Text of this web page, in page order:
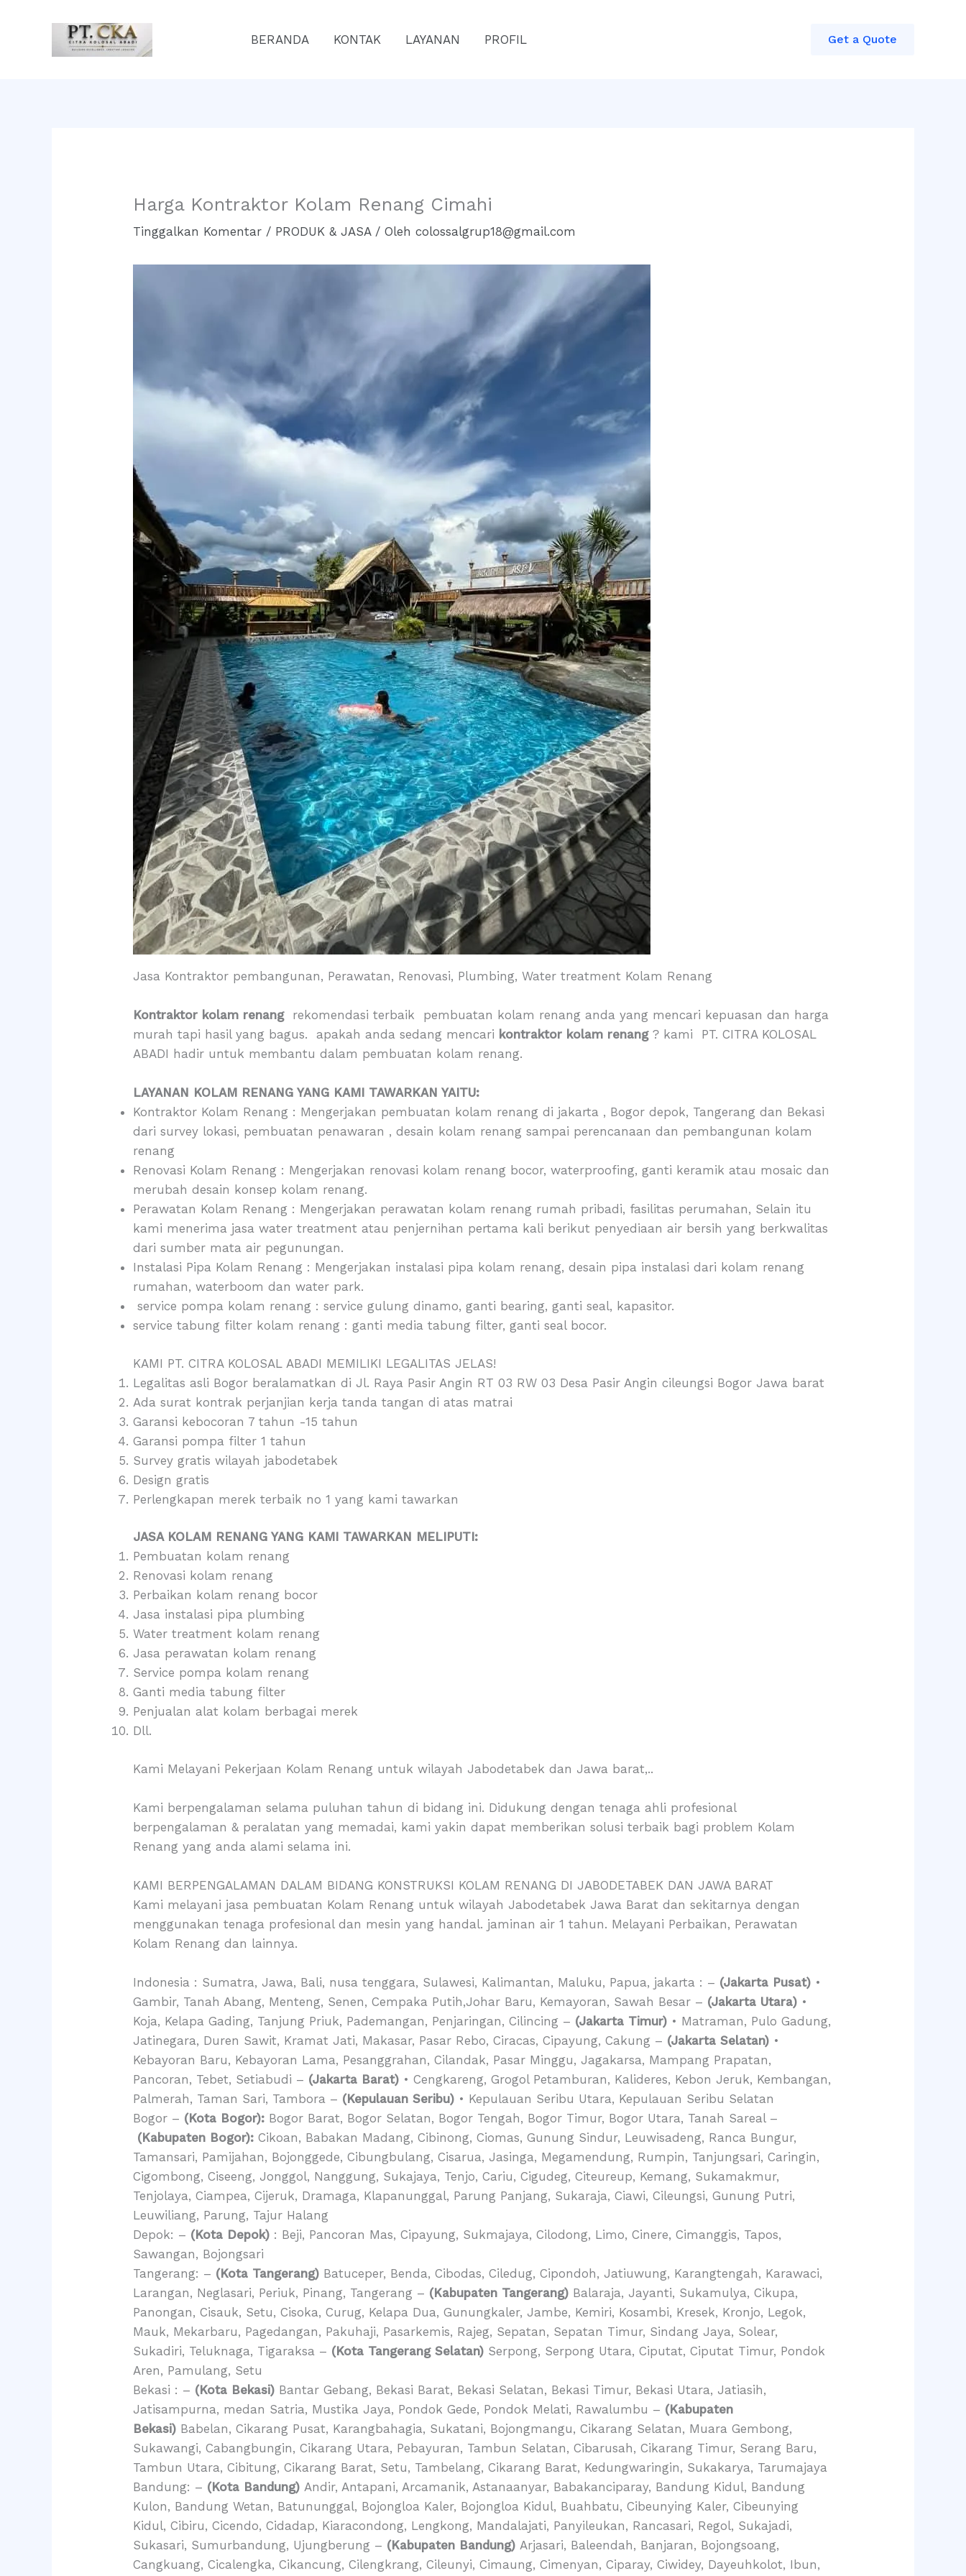
BERANDA KONTAK LAYANAN PROFIL Get a Quote
Harga Kontraktor Kolam Renang Cimahi
Tinggalkan Komentar / PRODUK & JASA/ Olehcolossalgrup18@gmail.com
Jasa Kontraktor pembangunan, Perawatan, Renovasi, Plumbing, Water treatment Kolam Renang
Kontraktor kolam renang rekomendasi terbaik pembuatan kolam renang anda yang mencari kepuasan dan harga
murah tapi hasil yang bagus. apakah anda sedang mencari kontraktor kolam renang? kami PT. CITRA KOLOSAL
ABADI hadir untuk membantu dalam pembuatan kolam renang.
LAYANAN KOLAM RENANG YANG KAMI TAWARKAN YAITU:
Kontraktor Kolam Renang : Mengerjakan pembuatan kolam renang di jakarta , Bogor depok, Tangerang dan Bekasi
dari survey lokasi, pembuatan penawaran , desain kolam renang sampai perencanaan dan pembangunan kolam
renang
Renovasi Kolam Renang : Mengerjakan renovasi kolam renang bocor, waterproofing, ganti keramik atau mosaic dan
merubah desain konsep kolam renang.
Perawatan Kolam Renang : Mengerjakan perawatan kolam renang rumah pribadi, fasilitas perumahan, Selain itu
kami menerima jasa water treatment atau penjernihan pertama kali berikut penyediaan air bersih yang berkwalitas
dari sumber mata air pegunungan.
Instalasi Pipa Kolam Renang : Mengerjakan instalasi pipa kolam renang, desain pipa instalasi dari kolam renang
rumahan, waterboom dan water park.
service pompa kolam renang : service gulung dinamo, ganti bearing, ganti seal, kapasitor.
service tabung filter kolam renang : ganti media tabung filter, ganti seal bocor.
KAMI PT. CITRA KOLOSAL ABADI MEMILIKI LEGALITAS JELAS!
Legalitas asli Bogor beralamatkan di Jl. Raya Pasir Angin RT 03 RW 03 Desa Pasir Angin cileungsi Bogor Jawa barat
Ada surat kontrak perjanjian kerja tanda tangan di atas matrai
Garansi kebocoran 7 tahun -15 tahun
Garansi pompa filter 1 tahun
Survey gratis wilayah jabodetabek
Design gratis
Perlengkapan merek terbaik no 1 yang kami tawarkan
JASA KOLAM RENANG YANG KAMI TAWARKAN MELIPUTI:
Pembuatan kolam renang
Renovasi kolam renang
Perbaikan kolam renang bocor
Jasa instalasi pipa plumbing
Water treatment kolam renang
Jasa perawatan kolam renang
Service pompa kolam renang
Ganti media tabung filter
Penjualan alat kolam berbagai merek
Dll.
Kami Melayani Pekerjaan Kolam Renang untuk wilayah Jabodetabek dan Jawa barat,..
Kami berpengalaman selama puluhan tahun di bidang ini. Didukung dengan tenaga ahli profesional
berpengalaman & peralatan yang memadai, kami yakin dapat memberikan solusi terbaik bagi problem Kolam
Renang yang anda alami selama ini.
KAMI BERPENGALAMAN DALAM BIDANG KONSTRUKSI KOLAM RENANG DI JABODETABEK DAN JAWA BARAT
Kami melayani jasa pembuatan Kolam Renang untuk wilayah Jabodetabek Jawa Barat dan sekitarnya dengan
menggunakan tenaga profesional dan mesin yang handal. jaminan air 1 tahun. Melayani Perbaikan, Perawatan
Kolam Renang dan lainnya.
Indonesia : Sumatra, Jawa, Bali, nusa tenggara, Sulawesi, Kalimantan, Maluku, Papua, jakarta : – (Jakarta Pusat) •
Gambir, Tanah Abang, Menteng, Senen, Cempaka Putih,Johar Baru, Kemayoran, Sawah Besar – (Jakarta Utara) •
Koja, Kelapa Gading, Tanjung Priuk, Pademangan, Penjaringan, Cilincing – (Jakarta Timur) • Matraman, Pulo Gadung,
Jatinegara, Duren Sawit, Kramat Jati, Makasar, Pasar Rebo, Ciracas, Cipayung, Cakung – (Jakarta Selatan) •
Kebayoran Baru, Kebayoran Lama, Pesanggrahan, Cilandak, Pasar Minggu, Jagakarsa, Mampang Prapatan,
Pancoran, Tebet, Setiabudi – (Jakarta Barat) • Cengkareng, Grogol Petamburan, Kalideres, Kebon Jeruk, Kembangan,
Palmerah, Taman Sari, Tambora – (Kepulauan Seribu) • Kepulauan Seribu Utara, Kepulauan Seribu Selatan
Bogor – (Kota Bogor): Bogor Barat, Bogor Selatan, Bogor Tengah, Bogor Timur, Bogor Utara, Tanah Sareal –
(Kabupaten Bogor):Cikoan, Babakan Madang, Cibinong, Ciomas, Gunung Sindur, Leuwisadeng, Ranca Bungur,
Tamansari, Pamijahan, Bojonggede, Cibungbulang, Cisarua, Jasinga, Megamendung, Rumpin, Tanjungsari, Caringin,
Cigombong, Ciseeng, Jonggol, Nanggung, Sukajaya, Tenjo, Cariu, Cigudeg, Citeureup, Kemang, Sukamakmur,
Tenjolaya, Ciampea, Cijeruk, Dramaga, Klapanunggal, Parung Panjang, Sukaraja, Ciawi, Cileungsi, Gunung Putri,
Leuwiliang, Parung, Tajur Halang
Depok: – (Kota Depok) : Beji, Pancoran Mas, Cipayung, Sukmajaya, Cilodong, Limo, Cinere, Cimanggis, Tapos,
Sawangan, Bojongsari
Tangerang: – (Kota Tangerang) Batuceper, Benda, Cibodas, Ciledug, Cipondoh, Jatiuwung, Karangtengah, Karawaci,
Larangan, Neglasari, Periuk, Pinang, Tangerang – (Kabupaten Tangerang) Balaraja, Jayanti, Sukamulya, Cikupa,
Panongan, Cisauk, Setu, Cisoka, Curug, Kelapa Dua, Gunungkaler, Jambe, Kemiri, Kosambi, Kresek, Kronjo, Legok,
Mauk, Mekarbaru, Pagedangan, Pakuhaji, Pasarkemis, Rajeg, Sepatan, Sepatan Timur, Sindang Jaya, Solear,
Sukadiri, Teluknaga, Tigaraksa – (Kota Tangerang Selatan) Serpong, Serpong Utara, Ciputat, Ciputat Timur, Pondok
Aren, Pamulang, Setu
Bekasi : – (Kota Bekasi) Bantar Gebang, Bekasi Barat, Bekasi Selatan, Bekasi Timur, Bekasi Utara, Jatiasih,
Jatisampurna, medan Satria, Mustika Jaya, Pondok Gede, Pondok Melati, Rawalumbu – (Kabupaten
Bekasi) Babelan, Cikarang Pusat, Karangbahagia, Sukatani, Bojongmangu, Cikarang Selatan, Muara Gembong,
Sukawangi, Cabangbungin, Cikarang Utara, Pebayuran, Tambun Selatan, Cibarusah, Cikarang Timur, Serang Baru,
Tambun Utara, Cibitung, Cikarang Barat, Setu, Tambelang, Cikarang Barat, Kedungwaringin, Sukakarya, Tarumajaya
Bandung: – (Kota Bandung) Andir, Antapani, Arcamanik, Astanaanyar, Babakanciparay, Bandung Kidul, Bandung
Kulon, Bandung Wetan, Batununggal, Bojongloa Kaler, Bojongloa Kidul, Buahbatu, Cibeunying Kaler, Cibeunying
Kidul, Cibiru, Cicendo, Cidadap, Kiaracondong, Lengkong, Mandalajati, Panyileukan, Rancasari, Regol, Sukajadi,
Sukasari, Sumurbandung, Ujungberung – (Kabupaten Bandung) Arjasari, Baleendah, Banjaran, Bojongsoang,
Cangkuang, Cicalengka, Cikancung, Cilengkrang, Cileunyi, Cimaung, Cimenyan, Ciparay, Ciwidey, Dayeuhkolot, Ibun,